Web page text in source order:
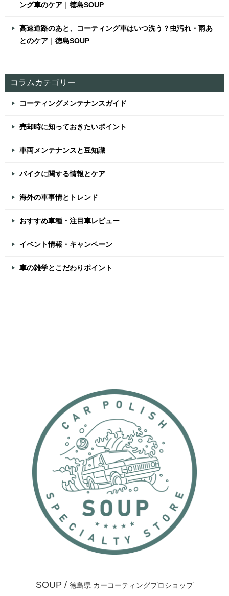
ング車のケア｜徳島SOUP
高速道路のあと、コーティング車はいつ洗う？虫汚れ・雨あ
とのケア｜徳島SOUP
コラムカテゴリー
コーティングメンテナンスガイド
売却時に知っておきたいポイント
車両メンテナンスと豆知識
バイクに関する情報とケア
海外の車事情とトレンド
おすすめ車種・注目車レビュー
イベント情報・キャンペーン
車の雑学とこだわりポイント
SOUP / 徳島県 カーコーティングプロショップ